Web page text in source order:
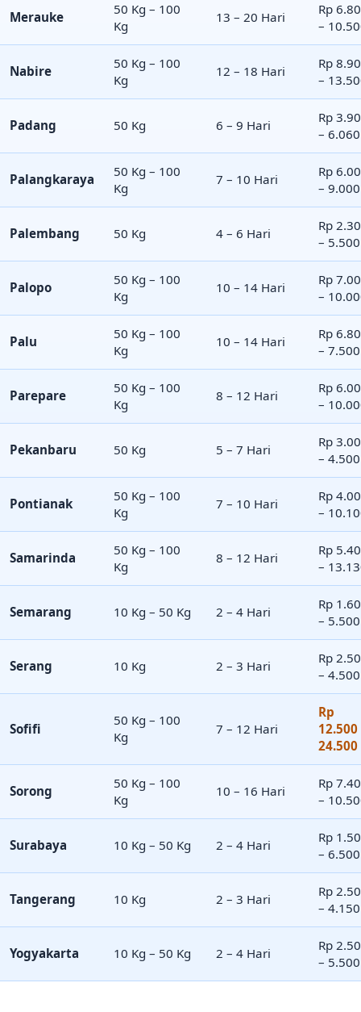
Merauke
50 Kg – 100
Kg
13 – 20 Hari
Rp
–
Nabire
50 Kg – 100
Kg
12 – 18 Hari
Rp
–
Padang 50 Kg 6 – 9 Hari
Rp
– 6.060
Palangkaraya
50 Kg – 100
Kg
7 – 10 Hari
Rp
– 9.000
Palembang 50 Kg 4 – 6 Hari
Rp
– 5.500
Palopo
50 Kg – 100
Kg
10 – 14 Hari
Rp
–
Palu
50 Kg – 100
Kg
10 – 14 Hari
Rp
– 7.500
Parepare
50 Kg – 100
Kg
8 – 12 Hari
Rp
–
Pekanbaru 50 Kg 5 – 7 Hari
Rp
– 4.500
Pontianak
50 Kg – 100
Kg
7 – 10 Hari
Rp
–
Samarinda
50 Kg – 100
Kg
8 – 12 Hari
Rp
–
Semarang 10 Kg – 50 Kg 2 – 4 Hari
Rp
– 5.500
Serang 10 Kg 2 – 3 Hari
Rp
– 4.500
Sofifi
50 Kg – 100
Kg
7 – 12 Hari
Rp
12.500
24.500
Sorong
50 Kg – 100
Kg
10 – 16 Hari
Rp
–
Surabaya 10 Kg – 50 Kg 2 – 4 Hari
Rp
– 6.500
Tangerang 10 Kg 2 – 3 Hari
Rp
– 4.150
Yogyakarta 10 Kg – 50 Kg 2 – 4 Hari
Rp
– 5.500